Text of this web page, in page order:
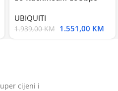
UBIQUITI
1.939,00KM 1.551,00 KM
cijeni i